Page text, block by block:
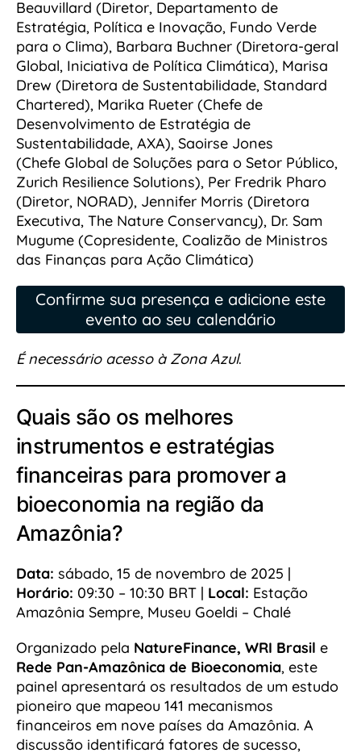
Beauvillard (Diretor, Departamento de
Estratégia, Política e Inovação, Fundo Verde
para o Clima), Barbara Buchner (Diretora-geral
Global, Iniciativa de Política Climática), Marisa
Drew (Diretora de Sustentabilidade, Standard
Chartered), Marika Rueter (Chefe de
Desenvolvimento de Estratégia de
Sustentabilidade, AXA), Saoirse Jones
(Chefe Global de Soluções para o Setor Público,
Zurich Resilience Solutions), Per Fredrik Pharo
(Diretor, NORAD), Jennifer Morris (Diretora
Executiva, The Nature Conservancy), Dr. Sam
Mugume (Copresidente, Coalizão de Ministros
das Finanças para Ação Climática)
Confirme sua presença e adicione este
evento ao seu calendário
É necessário acesso à Zona Azul.
Quais são os melhores
instrumentos e estratégias
financeiras para promover a
bioeconomia na região da
Amazônia?
Data: sábado, 15 de novembro de 2025 |
Horário: 09:30 – 10:30 BRT | Local: Estação
Amazônia Sempre, Museu Goeldi – Chalé
Organizado pela NatureFinance, WRI Brasil e
Rede Pan-Amazônica de Bioeconomia, este
painel apresentará os resultados de um estudo
pioneiro que mapeou 141 mecanismos
financeiros em nove países da Amazônia. A
discussão identificará fatores de sucesso,